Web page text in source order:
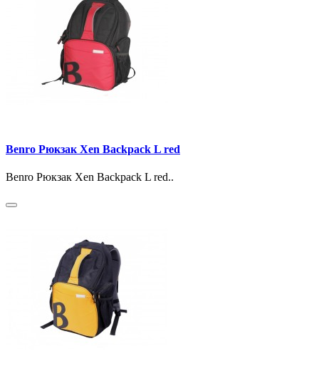
Benro Рюкзак Xen Backpack L red
Benro Рюкзак Xen Backpack L red..